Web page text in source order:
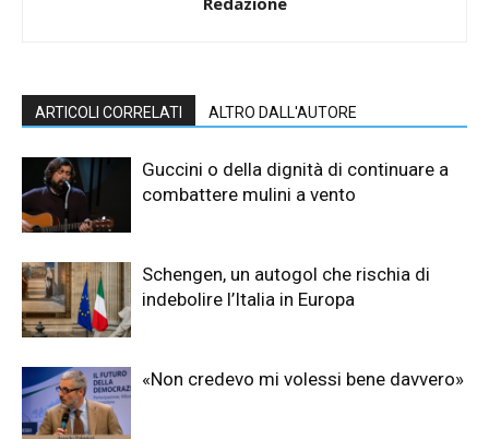
ARTICOLI CORRELATI ALTRO DALL'AUTORE
Guccini o della dignità di continuare a
combattere mulini a vento
Schengen, un autogol che rischia di
indebolire l’Italia in Europa
«Non credevo mi volessi bene davvero»